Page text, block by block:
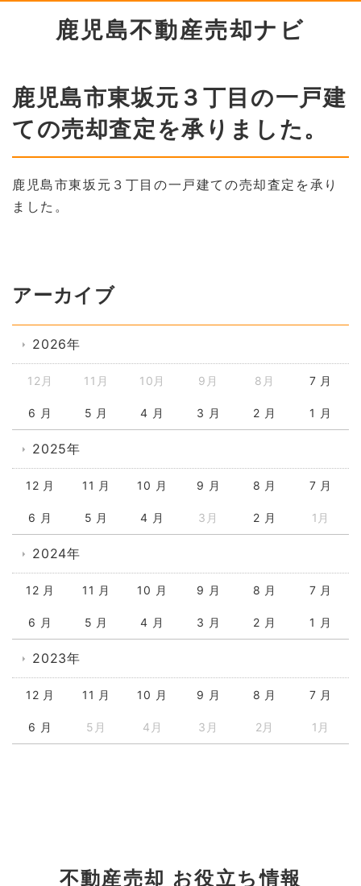
鹿児島不動産売却ナビ
鹿児島市東坂元３丁目の一戸建
ての売却査定を承りました。
鹿児島市東坂元３丁目の一戸建ての売却査定を承り
ました。
アーカイブ
2026年
12月 11月 10月 9月 8月 7 月
6 月 5 月 4 月 3 月 2 月 1 月
2025年
12 月 11 月 10 月 9 月 8 月 7 月
6 月 5 月 4 月 3月 2 月 1月
2024年
12 月 11 月 10 月 9 月 8 月 7 月
6 月 5 月 4 月 3 月 2 月 1 月
2023年
12 月 11 月 10 月 9 月 8 月 7 月
6 月 5月 4月 3月 2月 1月
不動産売却 お役立ち情報